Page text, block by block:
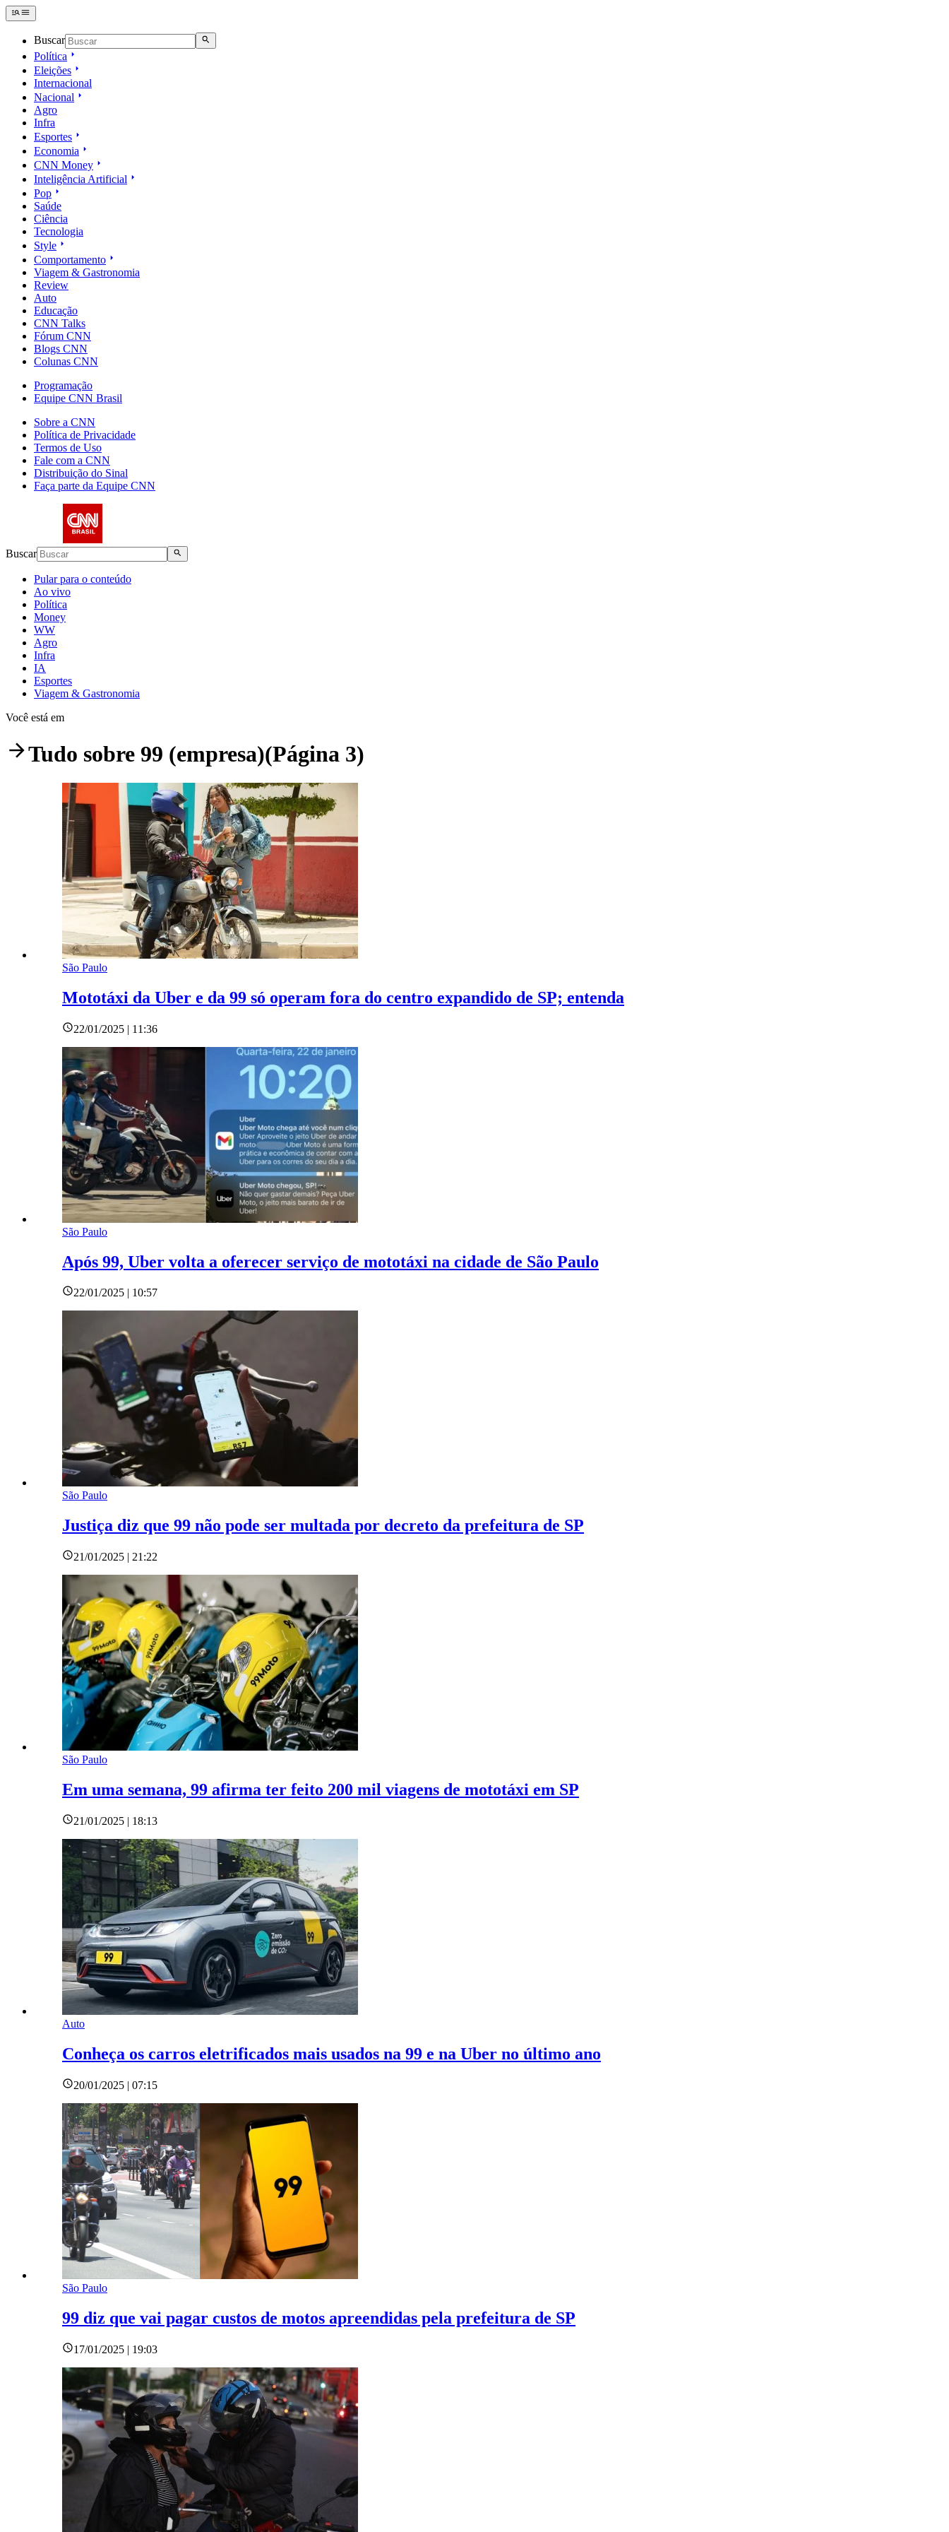
Buscar
Política
Eleições
Internacional
Nacional
Agro
Infra
Esportes
Economia
CNN Money
Inteligência Artificial
Pop
Saúde
Ciência
Tecnologia
Style
Comportamento
Viagem & Gastronomia
Review
Auto
Educação
CNN Talks
Fórum CNN
Blogs CNN
Colunas CNN
Programação
Equipe CNN Brasil
Sobre a CNN
Política de Privacidade
Termos de Uso
Fale com a CNN
Distribuição do Sinal
Faça parte da Equipe CNN
Buscar
Pular para o conteúdo
Ao vivo
Política
Money
WW
Agro
Infra
IA
Esportes
Viagem & Gastronomia
Você está em
Tudo sobre 99 (empresa)(Página 3)
São Paulo
Mototáxi da Uber e da 99 só operam fora do centro expandido de SP; entenda
22/01/2025 | 11:36
São Paulo
Após 99, Uber volta a oferecer serviço de mototáxi na cidade de São Paulo
22/01/2025 | 10:57
São Paulo
Justiça diz que 99 não pode ser multada por decreto da prefeitura de SP
21/01/2025 | 21:22
São Paulo
Em uma semana, 99 afirma ter feito 200 mil viagens de mototáxi em SP
21/01/2025 | 18:13
Auto
Conheça os carros eletrificados mais usados na 99 e na Uber no último ano
20/01/2025 | 07:15
São Paulo
99 diz que vai pagar custos de motos apreendidas pela prefeitura de SP
17/01/2025 | 19:03